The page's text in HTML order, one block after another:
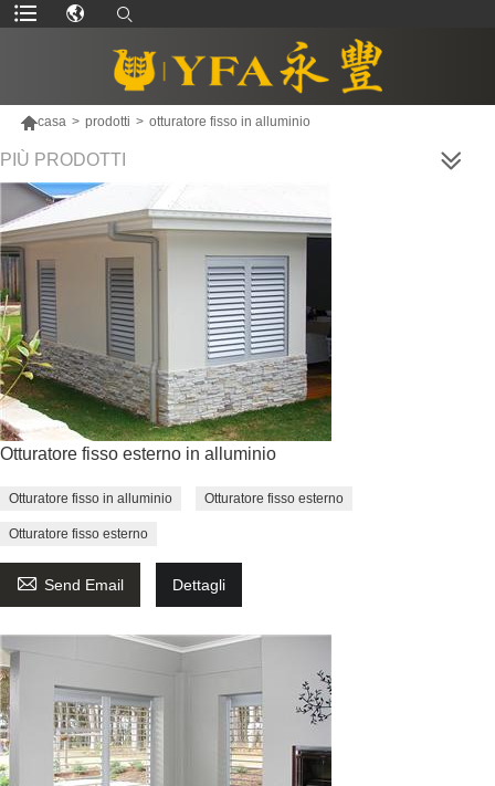
casa > prodotti > otturatore fisso in alluminio
PIÙ PRODOTTI
Otturatore fisso esterno in alluminio
Otturatore fisso in alluminio Otturatore fisso esterno
Otturatore fisso esterno
 Send Email Dettagli